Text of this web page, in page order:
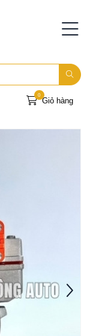
Giỏ hàng
0